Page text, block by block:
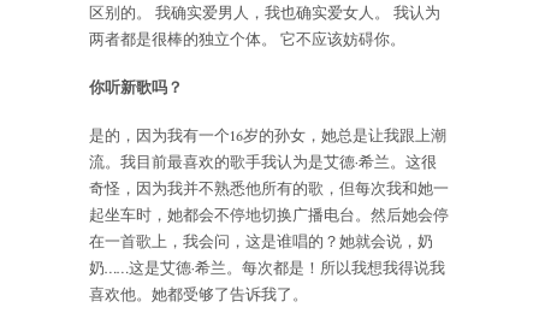
区别的。 我确实爱男人，我也确实爱女人。 我认为
两者都是很棒的独立个体。 它不应该妨碍你。
你听新歌吗？
是的，因为我有一个16岁的孙女，她总是让我跟上潮
流。我目前最喜欢的歌手我认为是艾德·希兰。这很
奇怪，因为我并不熟悉他所有的歌，但每次我和她一
起坐车时，她都会不停地切换广播电台。然后她会停
在一首歌上，我会问，这是谁唱的？她就会说，奶
奶……这是艾德·希兰。每次都是！所以我想我得说我
喜欢他。她都受够了告诉我了。